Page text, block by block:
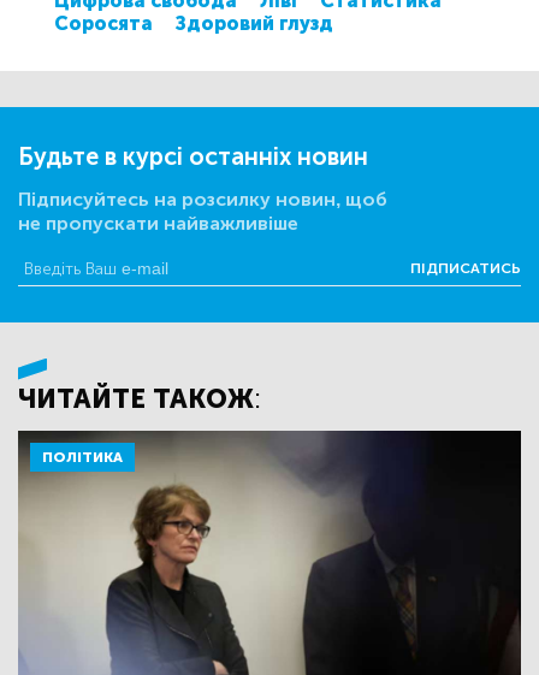
Соросята
Здоровий глузд
Будьте в курсі останніх новин
Підписуйтесь на розсилку новин, щоб
не пропускати найважливіше
ПІДПИСАТИСЬ
ЧИТАЙТЕ ТАКОЖ:
ПОЛІТИКА